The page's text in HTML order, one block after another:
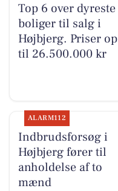
Top 6 over dyreste
boliger til salg i
Højbjerg. Priser op
til 26.500.000 kr
ALARM112
Indbrudsforsøg i
Højbjerg fører til
anholdelse af to
mænd